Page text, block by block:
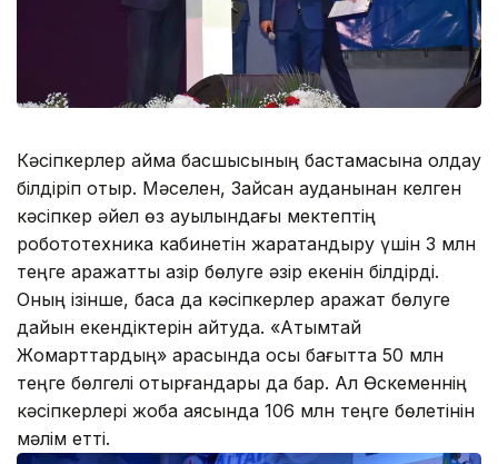
Кәсіпкерлер аймақ басшысының бастамасына қолдау
білдіріп отыр. Мәселен, Зайсан ауданынан келген
кәсіпкер әйел өз ауылындағы мектептің
робототехника кабинетін жарақтандыру үшін 3 млн
теңге қаражатты қазір бөлуге әзір екенін білдірді.
Оның ізінше, басқа да кәсіпкерлер қаражат бөлуге
дайын екендіктерін айтуда. «Атымтай
Жомарттардың» арасында осы бағытта 50 млн
теңге бөлгелі отырғандары да бар. Ал Өскеменнің
кәсіпкерлері жоба аясында 106 млн теңге бөлетінін
мәлім етті.